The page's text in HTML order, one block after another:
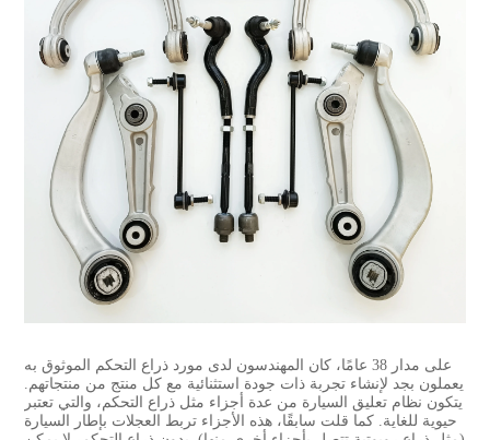
على مدار 38 عامًا، كان المهندسون لدى مورد ذراع التحكم الموثوق به
يعملون بجد لإنشاء تجربة ذات جودة استثنائية مع كل منتج من منتجاتهم.
يتكون نظام تعليق السيارة من عدة أجزاء مثل ذراع التحكم، والتي تعتبر
حيوية للغاية. كما قلت سابقًا، هذه الأجزاء تربط العجلات بإطار السيارة